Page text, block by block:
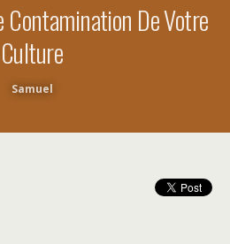
Contamination De Votre
Culture
Samuel